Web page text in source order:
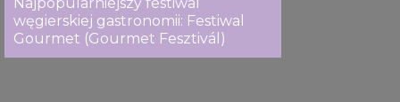
węgierskiej gastronomii: Festiwal
Gourmet (Gourmet Fesztivál)